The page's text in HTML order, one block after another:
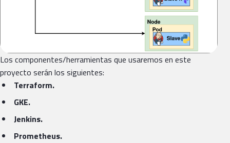
Los componentes/herramientas que usaremos en este
proyecto serán los siguientes:
Terraform.
GKE.
Jenkins.
Prometheus.